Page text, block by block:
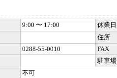
9:00 〜 17:00
休業日
住所
0288-55-0010 FAX
駐車場
不可